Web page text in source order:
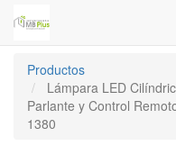
Productos
Lámpara LED
Parlante y Control
1380